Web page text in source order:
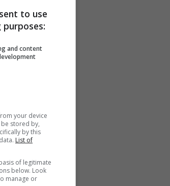
dello
in
Infine
di un
to use
and content
your device
stored by,
by this
List of
of legitimate
below. Look
manage or